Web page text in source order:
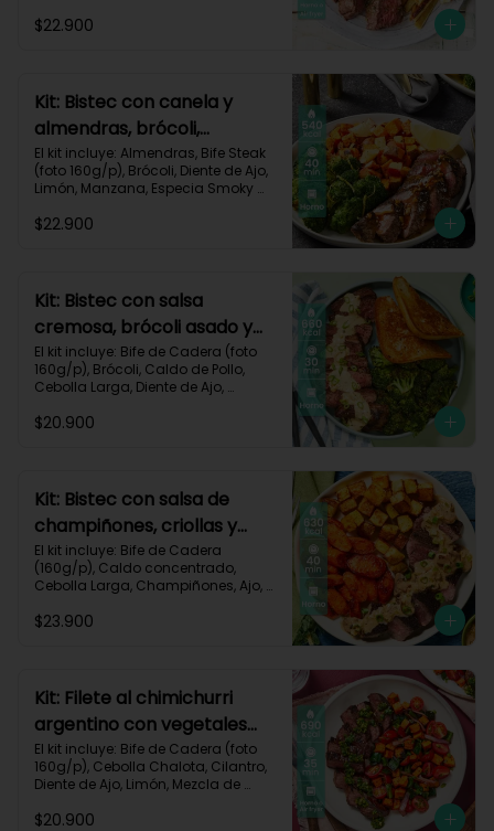
$22.900
Kit: Bistec con canela y
almendras, brócoli,
zanahorias asadas y
manzana-60
El kit incluye: Almendras, Bife Steak
(foto 160g/p), Brócoli, Diente de Ajo,
Limón, Manzana, Especia Smoky
Receta Impresa.
$22.900
Kit: Bistec con salsa
cremosa, brócoli asado y
pan de ajo-67
El kit incluye: Bife de Cadera (foto
160g/p), Brócoli, Caldo de Pollo,
Cebolla Larga, Diente de Ajo,
Hamburguesa, Sour Cream, Receta
Proteínas 36g
$20.900
Kit: Bistec con salsa de
champiñones, criollas y
zanahorias asadas-87
El kit incluye: Bife de Cadera
(160g/p), Caldo concentrado,
Cebolla Larga, Champiñones, Ajo,
Cream, Zanahoria, Receta Impresa.
$23.900
Kit: Filete al chimichurri
argentino con vegetales
horneados-110
El kit incluye: Bife de Cadera (foto
160g/p), Cebolla Chalota, Cilantro,
Diente de Ajo, Limón, Mezcla de
Verde, Tomate Tipo Cherry,
$20.900